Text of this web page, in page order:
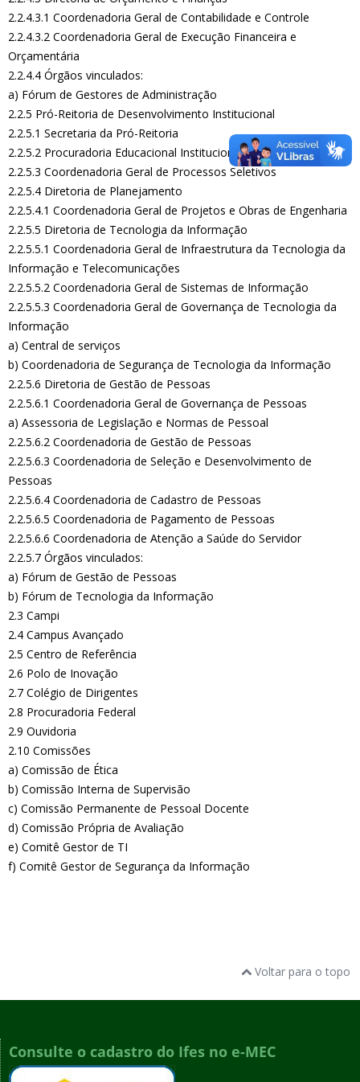
2.2.4.3.1 Coordenadoria Geral de Contabilidade e Controle
2.2.4.3.2 Coordenadoria Geral de Execução Financeira e
Orçamentária
2.2.4.4 Órgãos vinculados:
a) Fórum de Gestores de Administração
2.2.5 Pró-Reitoria de Desenvolvimento Institucional
2.2.5.1 Secretaria da Pró-Reitoria
2.2.5.2 Procuradoria Educacional Institucional
2.2.5.3 Coordenadoria Geral de Processos Seletivos
2.2.5.4 Diretoria de Planejamento
2.2.5.4.1 Coordenadoria Geral de Projetos e Obras de Engenharia
2.2.5.5 Diretoria de Tecnologia da Informação
2.2.5.5.1 Coordenadoria Geral de Infraestrutura da Tecnologia da
Informação e Telecomunicações
2.2.5.5.2 Coordenadoria Geral de Sistemas de Informação
2.2.5.5.3 Coordenadoria Geral de Governança de Tecnologia da
Informação
a) Central de serviços
b) Coordenadoria de Segurança de Tecnologia da Informação
2.2.5.6 Diretoria de Gestão de Pessoas
2.2.5.6.1 Coordenadoria Geral de Governança de Pessoas
a) Assessoria de Legislação e Normas de Pessoal
2.2.5.6.2 Coordenadoria de Gestão de Pessoas
2.2.5.6.3 Coordenadoria de Seleção e Desenvolvimento de
Pessoas
2.2.5.6.4 Coordenadoria de Cadastro de Pessoas
2.2.5.6.5 Coordenadoria de Pagamento de Pessoas
2.2.5.6.6 Coordenadoria de Atenção a Saúde do Servidor
2.2.5.7 Órgãos vinculados:
a) Fórum de Gestão de Pessoas
b) Fórum de Tecnologia da Informação
2.3 Campi
2.4 Campus Avançado
2.5 Centro de Referência
2.6 Polo de Inovação
2.7 Colégio de Dirigentes
2.8 Procuradoria Federal
2.9 Ouvidoria
2.10 Comissões
a) Comissão de Ética
b) Comissão Interna de Supervisão
c) Comissão Permanente de Pessoal Docente
d) Comissão Própria de Avaliação
e) Comitê Gestor de TI
f) Comitê Gestor de Segurança da Informação
Voltar para o topo
Consulte o cadastro do Ifes no e-MEC